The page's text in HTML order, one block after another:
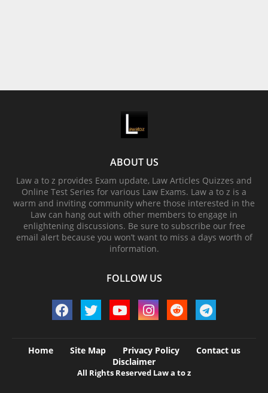
ABOUT US
Law a to z provides Exam update, Law Articles Quizzes and
Online Test Series for various Law Exams. Law a to z is a
warm and inviting community where those interested in the
Law can hang out with other members to engage in
enlightening discussions. Be sure to subscribe our free
email alert because you won’t want to miss a days worth of
information.
FOLLOW US
Home Site Map Privacy Policy
Contact us
Disclaimer
All Rights Reserved Law a to z